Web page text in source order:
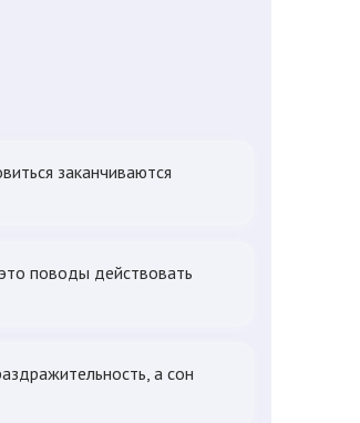
заканчиваются
поводы действовать
а сон